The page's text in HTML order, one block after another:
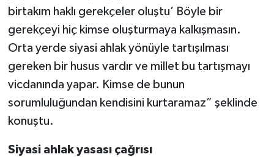
birtakım haklı gerekçeler oluştu’ Böyle bir
gerekçeyi hiç kimse oluşturmaya kalkışmasın.
Orta yerde siyasi ahlak yönüyle tartışılması
gereken bir husus vardır ve millet bu tartışmayı
vicdanında yapar. Kimse de bunun
sorumluluğundan kendisini kurtaramaz” şeklinde
konuştu.
Siyasi ahlak yasası çağrısı